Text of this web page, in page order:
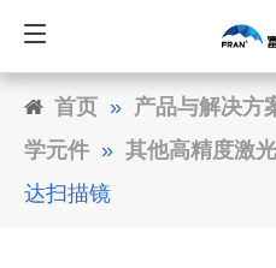
首页 » 产品与解决方
学元件 » 其他高精度激
达扫描镜